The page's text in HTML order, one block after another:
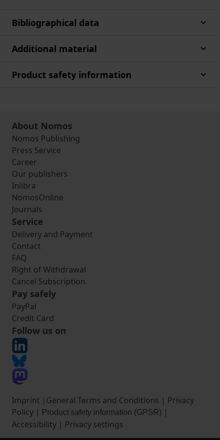
Bibliographical data
Additional material
Product safety information
About Nomos
Nomos Publishing
Press Service
Career
Our publishers
Inlibra
NomosOnline
Journals
Service
Delivery and Payment
Contact
FAQ
Right of Withdrawal
Cancel Subscription
Pay safely
PayPal
Credit Card
Follow us on
Imprint | General Terms and Conditions | Privacy
Policy | Product safety information (GPSR) |
Accessibility | Privacy settings